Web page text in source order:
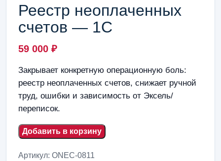
Реестр неоплаченных
счетов — 1С
59 000 ₽
Закрывает конкретную операционную боль:
реестр неоплаченных счетов, снижает ручной
труд, ошибки и зависимость от Эксель/
переписок.
Добавить в корзину
Артикул: ONEC-0811